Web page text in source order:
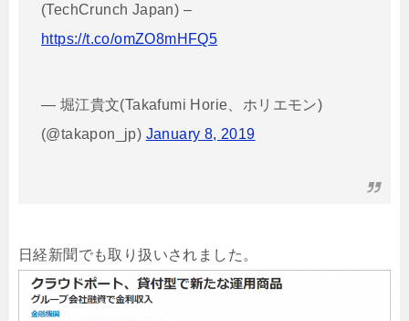
(TechCrunch Japan) –
https://t.co/omZO8mHFQ5
— 堀江貴文(Takafumi Horie、ホリエモン)
(@takapon_jp) January 8, 2019
日経新聞でも取り扱いされました。